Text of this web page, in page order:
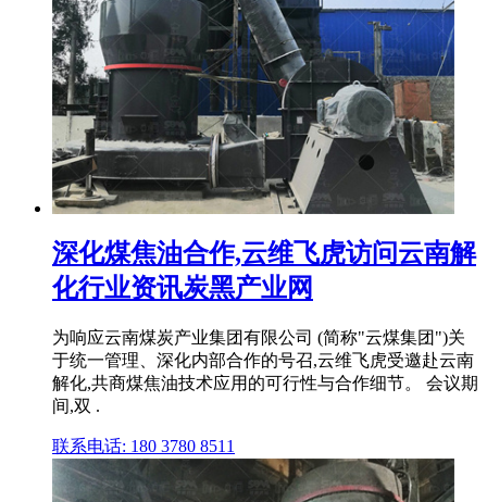
深化煤焦油合作,云维飞虎访问云南解
化行业资讯炭黑产业网
为响应云南煤炭产业集团有限公司 (简称"云煤集团")关
于统一管理、深化内部合作的号召,云维飞虎受邀赴云南
解化,共商煤焦油技术应用的可行性与合作细节。 会议期
间,双 .
联系电话: 180 3780 8511